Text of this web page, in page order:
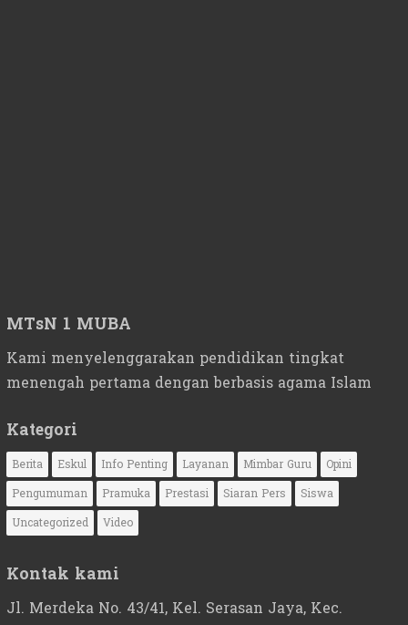
MTsN 1 MUBA
Kami menyelenggarakan pendidikan tingkat
menengah pertama dengan berbasis agama Islam
Kategori
Berita Eskul Info Penting Layanan Mimbar Guru
Opini
Pengumuman
Pramuka Prestasi Siaran Pers
Siswa
Uncategorized
Video
Kontak kami
Jl. Merdeka No. 43/41, Kel. Serasan Jaya, Kec.